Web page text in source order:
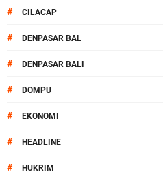
# CILACAP
# DENPASAR BAL
# DENPASAR BALI
# DOMPU
# EKONOMI
# HEADLINE
# HUKRIM